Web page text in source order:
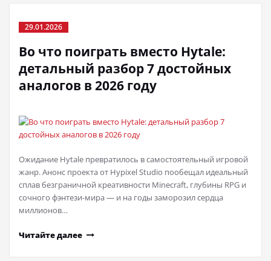
29.01.2026
Во что поиграть вместо Hytale:
детальный разбор 7 достойных
аналогов в 2026 году
Ожидание Hytale превратилось в самостоятельный игровой
жанр. Анонс проекта от Hypixel Studio пообещал идеальный
сплав безграничной креативности Minecraft, глубины RPG и
сочного фэнтези-мира — и на годы заморозил сердца
миллионов…
Читайте далее